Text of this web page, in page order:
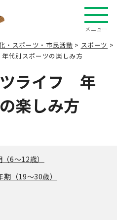
メニュー
・スポーツ・市民活動 > スポーツ >
代別スポーツの楽しみ方
ライフ 年
楽しみ方
6～12歳）
（19～30歳）